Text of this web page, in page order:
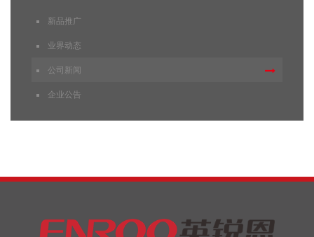
新品推广
业界动态
公司新闻
企业公告